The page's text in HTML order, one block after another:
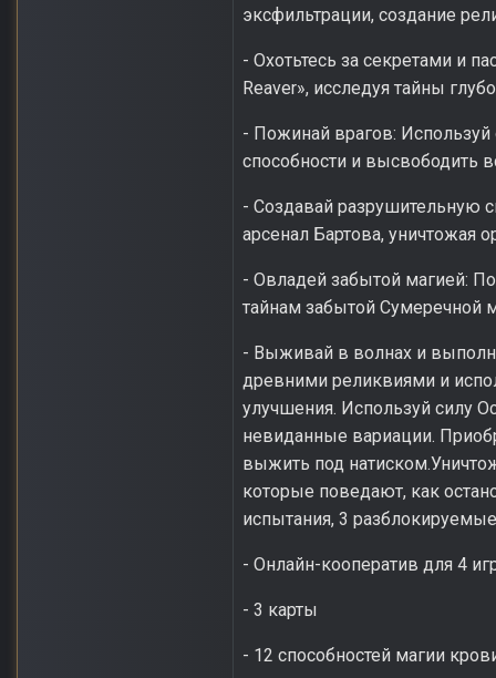
эксфильтрации, создание
- Охотьтесь за секретами и
Reaver», исследуя тайны
- Пожинай врагов:
способности и высвободить
- Создавай разрушительную
арсенал Бартова, уничтожая
- Овладей забытой магией:
тайнам забытой Сумеречной
- Выживай в волнах и
древними реликвиями и
улучшения. Используй силу
невиданные вариации.
выжить под
которые поведают, как
испытания, 3
- Онлайн-кооператив для 4
- 3 карты
- 12 способностей магии